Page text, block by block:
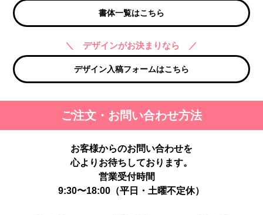
書体一覧はこちら
＼ デザインがお決まりなら ／
デザイン入稿フォームはこちら
ご注文・お問い合わせ方法
お客様からのお問い合わせを
心よりお待ちしております。
営業受付時間
9:30〜18:00（平日・土曜不定休）